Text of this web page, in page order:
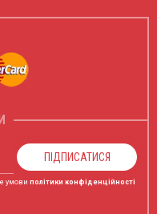
ПІДПИСАТИСЯ
умови політики конфіденційності